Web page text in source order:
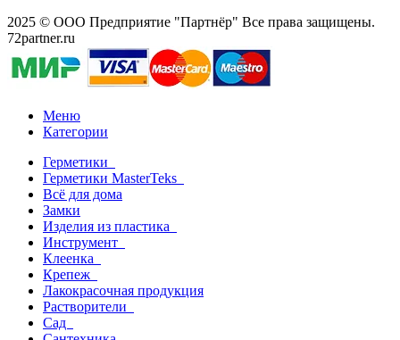
2025 © ООО Предприятие "Партнёр" Все права защищены.
72partner.ru
Меню
Категории
Герметики
Герметики MasterTeks
Всё для дома
Замки
Изделия из пластика
Инструмент
Клеенка
Крепеж
Лакокрасочная продукция
Растворители
Сад